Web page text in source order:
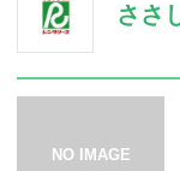
エリア別ラン
ささ